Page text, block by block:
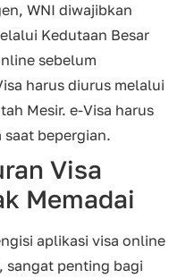
WNI diwajibkan
Kedutaan Besar
sebelum
harus diurus melalui
Mesir. e-Visa harus
bepergian.
Visa
Memadai
aplikasi visa online
sangat penting bagi